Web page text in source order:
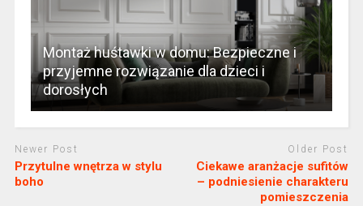
Montaż huśtawki w domu: Bezpieczne i
przyjemne rozwiązanie dla dzieci i
dorosłych
Newer Post
Przytulne wnętrza w stylu
boho
Older Post
Ciekawe aranżacje sufitów
– podniesienie charakteru
pomieszczenia